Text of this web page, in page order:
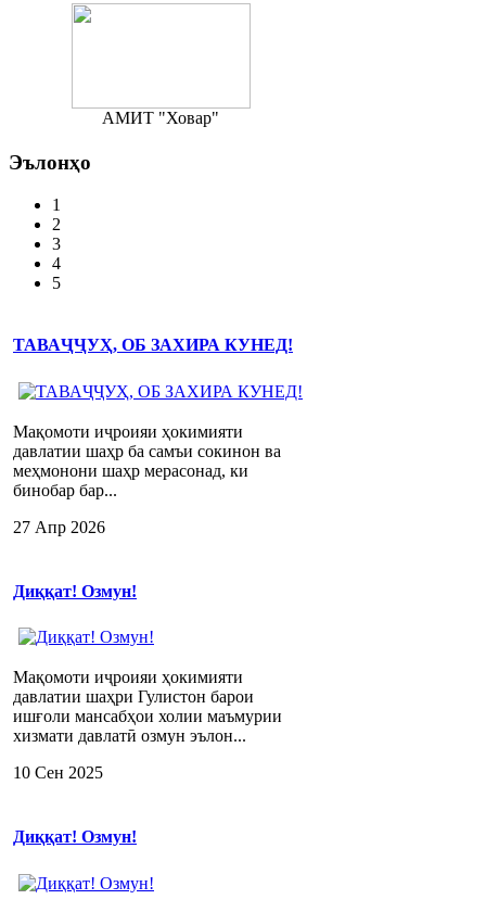
АМИТ "Ховар"
Эълонҳо
1
2
3
4
5
ТАВАҶҶУҲ, ОБ ЗАХИРА КУНЕД!
Мақомоти иҷроияи ҳокимияти
давлатии шаҳр ба самъи сокинон ва
меҳмонони шаҳр мерасонад, ки
бинобар бар...
27 Апр 2026
Диққат! Озмун!
Мақомоти иҷроияи ҳокимияти
давлатии шаҳри Гулистон барои
ишғоли мансабҳои холии маъмурии
хизмати давлатӣ озмун эълон...
10 Сен 2025
Диққат! Озмун!